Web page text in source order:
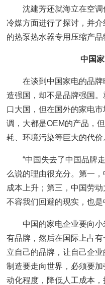
沈建芳还就海立在空
冷媒方面进行了探讨，并
的热泵热水器专用压缩产品
中国
在谈到中国家电的品
造强国，却不是品牌强国
口大国，但在国外的家电
调，大都是OEM的产品，
耗、环境污染等巨大的代价
“中国失去了中国品牌
么说的理由很充分。第一
成本上升；第三，中国劳
不容我们回避的现实，也是
中国的家电企业要向
有品牌，然后在国际上占
立自己的品牌，让自己企
制造要走向世界，必须要
动化程度，降低人工成本，